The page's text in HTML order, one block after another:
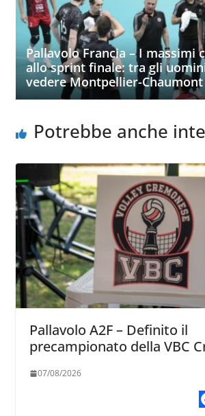
Pallavolo Francia – I massimi
allo sprint finale: tra gli
vedere Montpellier-Chaumont
Potrebbe anche
Pallavolo A2F – Definito il
precampionato della VBC
07/08/2026